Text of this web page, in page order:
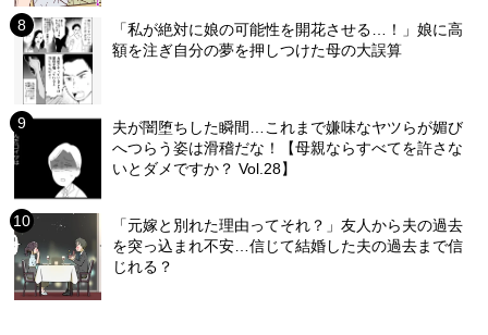
「私が絶対に娘の可能性を開花させる…！」娘に高
額を注ぎ自分の夢を押しつけた母の大誤算
夫が闇堕ちした瞬間…これまで嫌味なヤツらが媚び
へつらう姿は滑稽だな！【母親ならすべてを許さな
いとダメですか？ Vol.28】
「元嫁と別れた理由ってそれ？」友人から夫の過去
を突っ込まれ不安…信じて結婚した夫の過去まで信
じれる？